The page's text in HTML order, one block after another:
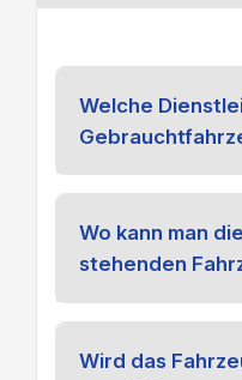
Welche
Wo kann man
stehenden
Wird das